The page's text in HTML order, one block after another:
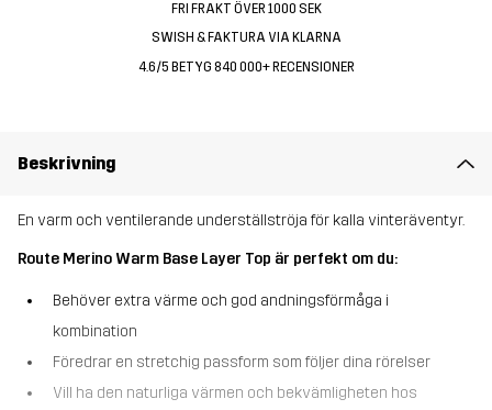
FRI FRAKT ÖVER 1000 SEK
SWISH & FAKTURA VIA KLARNA
4.6/5 BETYG 840 000+ RECENSIONER
Beskrivning
En varm och ventilerande underställströja för kalla vinteräventyr.
Route Merino Warm Base Layer Top är perfekt om du:
Behöver extra värme och god andningsförmåga i
kombination
Föredrar en stretchig passform som följer dina rörelser
Vill ha den naturliga värmen och bekvämligheten hos